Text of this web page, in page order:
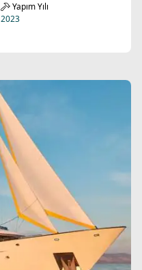
Yapım Yılı
2023